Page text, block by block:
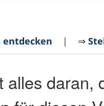
entdecken | ⇒
alles daran,